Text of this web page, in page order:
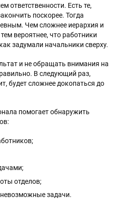
ответственности. Есть те,
поскорее. Тогда
Чем сложнее иерархия и
вероятнее, что работники
задумали начальники сверху.
и не обращать внимания на
В следующий раз,
будет сложнее докопаться до
помогает обнаружить
отделов;
задачи.